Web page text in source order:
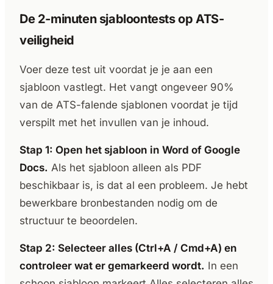
De 2-minuten sjabloontests op ATS-
veiligheid
Voer deze test uit voordat je je aan een
sjabloon vastlegt. Het vangt ongeveer 90%
van de ATS-falende sjablonen voordat je tijd
verspilt met het invullen van je inhoud.
Stap 1: Open het sjabloon in Word of Google
Docs. Als het sjabloon alleen als PDF
beschikbaar is, is dat al een probleem. Je hebt
bewerkbare bronbestanden nodig om de
structuur te beoordelen.
Stap 2: Selecteer alles (Ctrl+A / Cmd+A) en
controleer wat er gemarkeerd wordt. In een